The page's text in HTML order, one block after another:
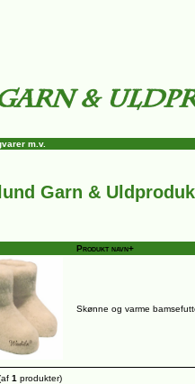
m.v.
Garn &
Produkt navn+
Skønne og varme
1 produkter)